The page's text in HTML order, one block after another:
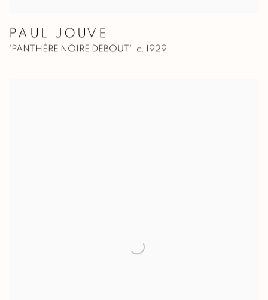
PAUL JOUVE
'PANTHÈRE NOIRE DEBOUT', c. 1929